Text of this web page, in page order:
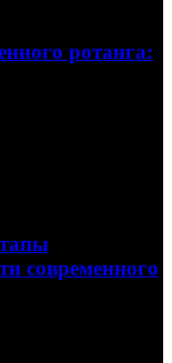
ротанга:
современного